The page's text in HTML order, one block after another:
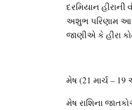
દરમિયાન
અશુભ પરિણામ
જાણીએ કે હીરા
મેષ (21 માર્ચ –
મેષ રાશિના